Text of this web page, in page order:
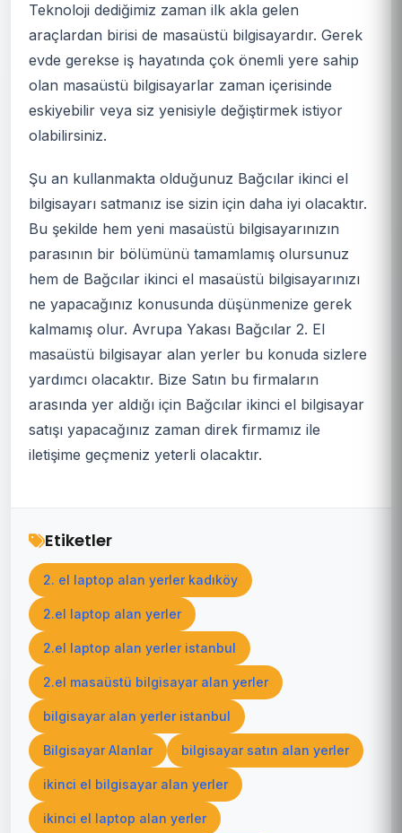
Teknoloji dediğimiz zaman ilk akla gelen
araçlardan birisi de masaüstü bilgisayardır. Gerek
evde gerekse iş hayatında çok önemli yere sahip
olan masaüstü bilgisayarlar zaman içerisinde
eskiyebilir veya siz yenisiyle değiştirmek istiyor
olabilirsiniz.
Şu an kullanmakta olduğunuz Bağcılar ikinci el
bilgisayarı satmanız ise sizin için daha iyi olacaktır.
Bu şekilde hem yeni masaüstü bilgisayarınızın
parasının bir bölümünü tamamlamış olursunuz
hem de Bağcılar ikinci el masaüstü bilgisayarınızı
ne yapacağınız konusunda düşünmenize gerek
kalmamış olur. Avrupa Yakası Bağcılar 2. El
masaüstü bilgisayar alan yerler bu konuda sizlere
yardımcı olacaktır. Bize Satın bu firmaların
arasında yer aldığı için Bağcılar ikinci el bilgisayar
satışı yapacağınız zaman direk firmamız ile
iletişime geçmeniz yeterli olacaktır.
Etiketler
2. el laptop alan yerler kadıköy
2.el laptop alan yerler
2.el laptop alan yerler istanbul
2.el masaüstü bilgisayar alan yerler
bilgisayar alan yerler istanbul
Bilgisayar Alanlar bilgisayar satın alan yerler
ikinci el bilgisayar alan yerler
ikinci el laptop alan yerler